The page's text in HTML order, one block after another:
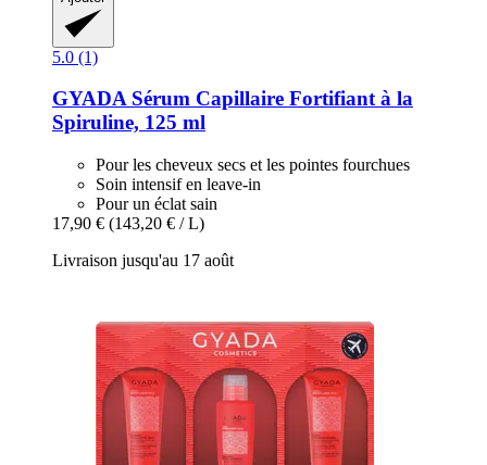
5.0 (1)
GYADASérum Capillaire Fortifiant à la
Spiruline, 125 ml
Pour les cheveux secs et les pointes fourchues
Soin intensif en leave-in
Pour un éclat sain
17,90 € (143,20 € / L)
Livraison jusqu'au 17 août